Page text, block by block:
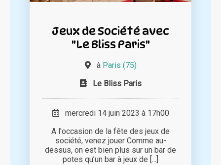
Jeux de Société avec
"Le Bliss Paris"
à Paris (75)
Le Bliss Paris
mercredi 14 juin 2023 à 17h00
A l'occasion de la fête des jeux de
société, venez jouer Comme au-
dessus, on est bien plus sur un bar de
potes qu’un bar à jeux de [...]